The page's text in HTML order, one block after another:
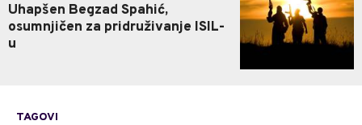
Uhapšen Begzad Spahić,
osumnjičen za pridruživanje ISIL-
u
TAGOVI